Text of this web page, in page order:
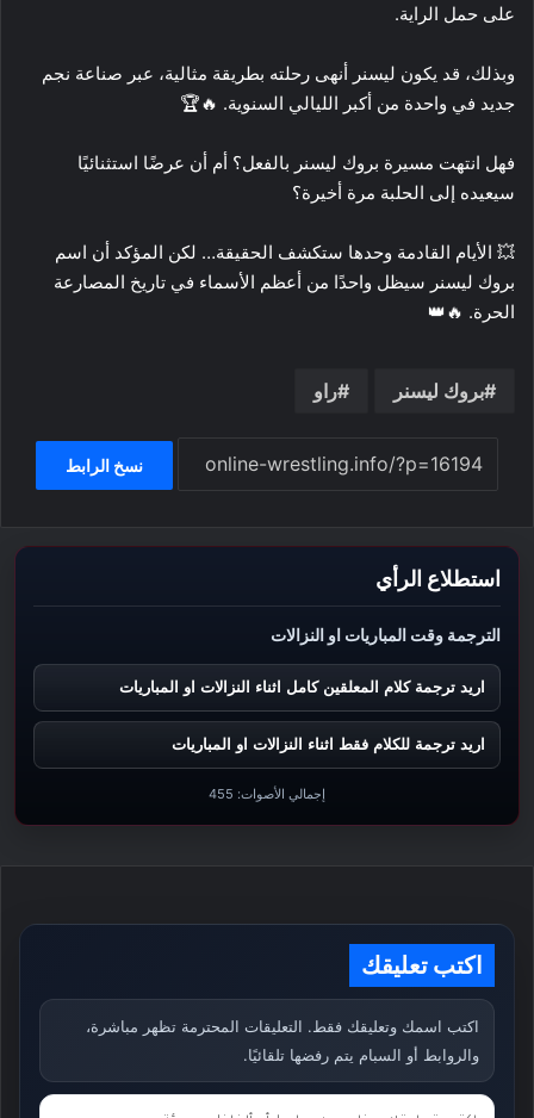
على حمل الراية.
وبذلك، قد يكون ليسنر أنهى رحلته بطريقة مثالية، عبر صناعة نجم
جديد في واحدة من أكبر الليالي السنوية. 🔥🏆
فهل انتهت مسيرة بروك ليسنر بالفعل؟ أم أن عرضًا استثنائيًا
سيعيده إلى الحلبة مرة أخيرة؟
💥 الأيام القادمة وحدها ستكشف الحقيقة… لكن المؤكد أن اسم
بروك ليسنر سيظل واحدًا من أعظم الأسماء في تاريخ المصارعة
الحرة. 🔥👑
بروك ليسنر راو
نسخ الرابط
استطلاع الرأي
الترجمة وقت المباريات او النزالات
اريد ترجمة كلام المعلقين كامل اثناء النزالات او المباريات
اريد ترجمة للكلام فقط اثناء النزالات او المباريات
إجمالي الأصوات: 455
اكتب تعليقك
اكتب اسمك وتعليقك فقط. التعليقات المحترمة تظهر مباشرة،
والروابط أو السبام يتم رفضها تلقائيًا.
ت